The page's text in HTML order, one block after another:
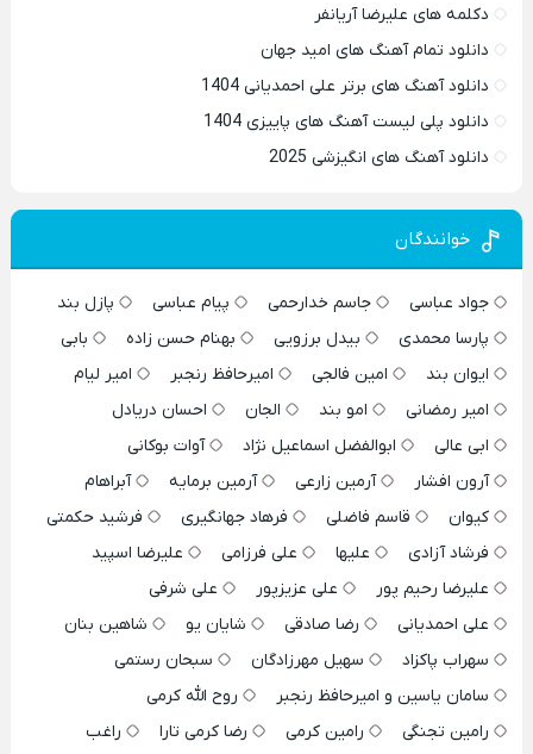
دکلمه های علیرضا آریانفر
دانلود تمام آهنگ های امید جهان
دانلود آهنگ های برتر علی احمدیانی 1404
دانلود پلی لیست آهنگ های پاییزی 1404
دانلود آهنگ های انگیزشی 2025
خوانندگان
جواد عباسی جاسم خدارحمی پیام عباسی
پازل بند
پارسا محمدی
بیدل برزویی بهنام حسن زاده
بابی
ایوان بند
امین فالجی امیرحافظ رنجبر
امیر لیام
امیر رمضانی
امو بند الجان
احسان دریادل
ابی عالی
ابوالفضل اسماعیل نژاد
آوات بوکانی
آرون افشار
آرمین زارعی آرمین برمایه
آبراهام
کیوان
قاسم فاضلی فرهاد جهانگیری
فرشید حکمتی
فرشاد آزادی
علیها علی فرزامی
علیرضا اسپید
علیرضا رحیم پور
علی عزیزپور
علی شرفی
علی احمدیانی
رضا صادقی شایان یو
شاهین بنان
سهراب پاکزاد
سهیل مهرزادگان
سبحان رستمی
سامان یاسین و امیرحافظ رنجبر
روح الله کرمی
رامین تجنگی
رامین کرمی رضا کرمی تارا
راغب